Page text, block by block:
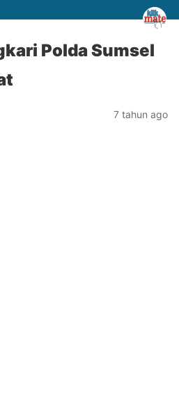
Polda Sumsel
7 tahun ago